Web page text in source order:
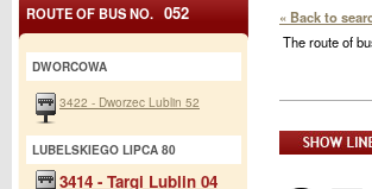
« Back to
The route of
ROUTE OF BUS NO. 052
DWORCOWA
3422 - Dworzec Lublin 52
LUBELSKIEGO LIPCA 80
3414 - Targi Lublin 04